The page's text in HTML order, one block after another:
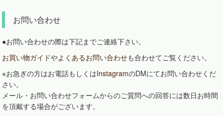
お問い合わせ
●お問い合わせの際は下記までご連絡下さい。
お買い物ガイドやよくあるお問い合わせも合わせてご覧ください。
※お急ぎの方はお電話もしくはInstagramのDMにてお問い合わせくだ
さい。
メール・お問い合わせフォームからのご質問への回答には数日お時間
を頂戴する場合がございます。